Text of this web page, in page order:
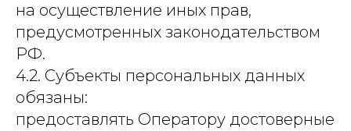
на осуществление иных прав,
предусмотренных законодательством
РФ.
4.2. Субъекты персональных данных
обязаны:
предоставлять Оператору достоверные